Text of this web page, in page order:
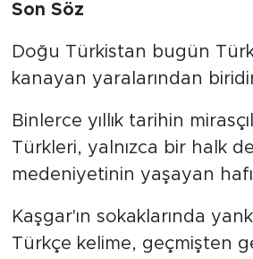
Son Söz
Doğu Türkistan bugün
kanayan yaralarından
Binlerce yıllık tarihin
Türkleri, yalnızca bir halk
medeniyetinin yaşayan
Kaşgar'ın sokaklarında
Türkçe kelime, geçmişten